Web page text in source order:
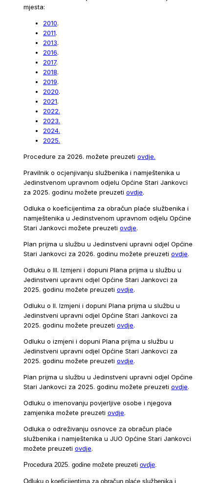
mjesta:
2010.
2011.
2013.
2016.
2017.
2018.
2019.
2020.
2021.
2022.
2023.
2024.
2025.
Procedure za 2026. možete preuzeti ovdje.
Pravilnik o ocjenjivanju službenika i namještenika u
Jedinstvenom upravnom odjelu Općine Stari Jankovci
za 2025. godinu možete preuzeti ovdje.
Odluka o koeficijentima za obračun plaće službenika i
namještenika u Jedinstvenom upravnom odjelu Općine
Stari Jankovci možete preuzeti ovdje.
Plan prijma u službu u Jedinstveni upravni odjel Općine
Stari Jankovci za 2026. godinu možete preuzeti ovdje.
Odluku o III. Izmjeni i dopuni Plana prijma u službu u
Jedinstveni upravni odjel Općine Stari Jankovci za
2025. godinu možete preuzeti ovdje.
Odluku o II. Izmjeni i dopuni Plana prijma u službu u
Jedinstveni upravni odjel Općine Stari Jankovci za
2025. godinu možete preuzeti ovdje.
Odluku o izmjeni i dopuni Plana prijma u službu u
Jedinstveni upravni odjel Općine Stari Jankovci za
2025. godinu možete preuzeti ovdje.
Plan prijma u službu u Jedinstveni upravni odjel Općine
Stari Jankovci za 2025. godinu možete preuzeti ovdje.
Odluku o imenovanju povjerljive osobe i njegova
zamjenika možete preuzeti ovdje.
Odluka o odreživanju osnovce za obračun plaće
službenika i namještenika u JUO Općine Stari Jankovci
možete preuzeti ovdje.
Procedura 2025. godine možete preuzeti ovdje.
Odluku o koeficijentima za obračun plaće službenika i